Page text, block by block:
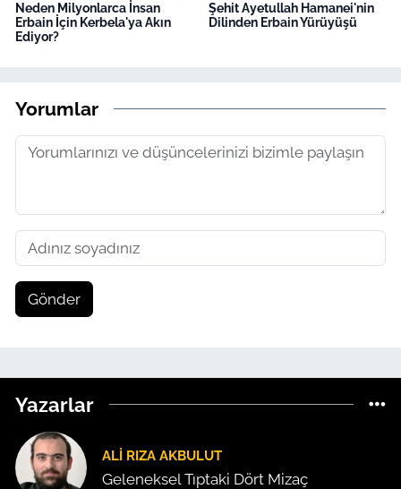
Neden Milyonlarca İnsan
Erbain İçin Kerbela'ya Akın
Ediyor?
Şehit Ayetullah Hamanei'nin
Dilinden Erbain Yürüyüşü
Yorumlar
Gönder
Yazarlar
ALI RIZA AKBULUT
Geleneksel Tıptaki Dört Mizaç